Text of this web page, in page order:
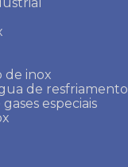
de inox
de resfriamento
especiais